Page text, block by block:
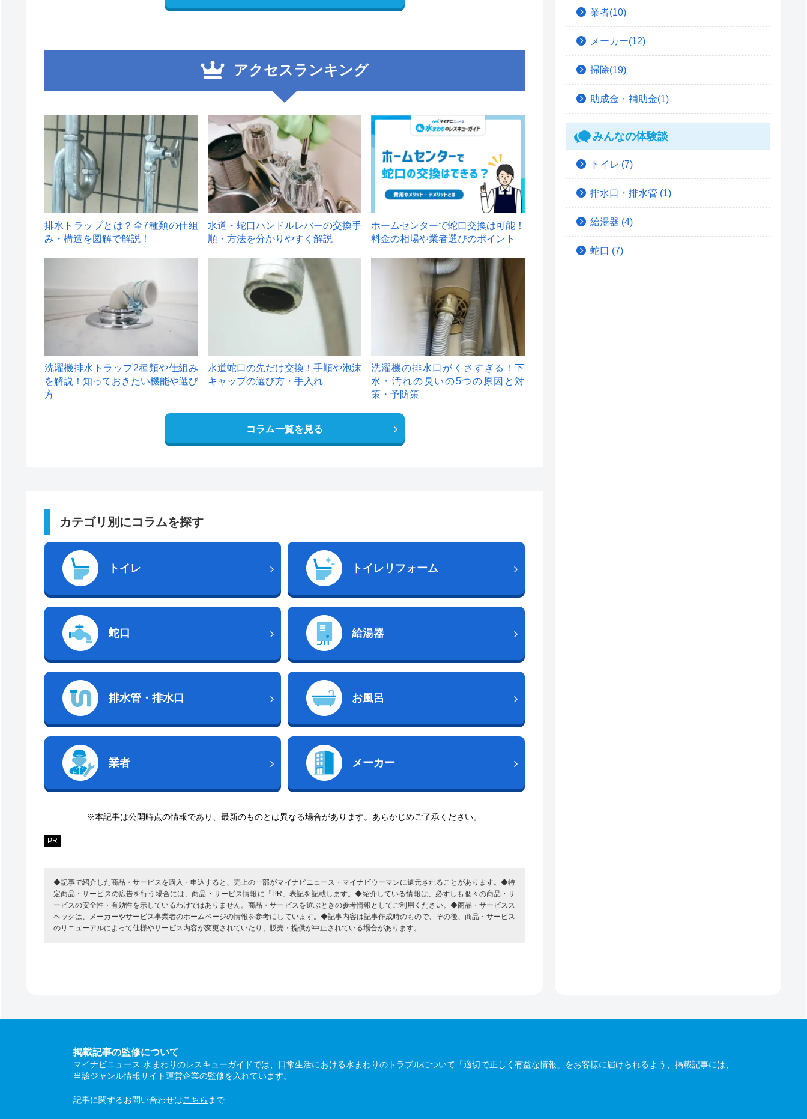
アクセスランキング
1
排水トラップとは？全7種類の仕組
み・構造を図解で解説！
2
水道・蛇口ハンドルレバーの交換手
順・方法を分かりやすく解説
ホームセンターで蛇口交換は可能！
料金の相場や業者選びのポイント
洗濯機排水トラップ2種類や仕組み
を解説！知っておきたい機能や選び
方
水道蛇口の先だけ交換！手順や泡沫
キャップの選び方・手入れ
洗濯機の排水口がくさすぎる！下
水・汚れの臭いの5つの原因と対
策・予防策
コラム一覧を見る
カテゴリ別にコラムを探す
トイレ トイレリフォーム
蛇口 給湯器
排水管・排水口 お風呂
業者 メーカー
※本記事は公開時点の情報であり、最新のものとは異なる場合があります。あらかじめご了承ください。
PR
◆記事で紹介した商品・サービスを購入・申込すると、売上の一部がマイナビニュース・マイナビウーマンに還元されることがあります。◆特
定商品・サービスの広告を行う場合には、商品・サービス情報に「PR」表記を記載します。◆紹介している情報は、必ずしも個々の商品・サ
ービスの安全性・有効性を示しているわけではありません。商品・サービスを選ぶときの参考情報としてご利用ください。◆商品・サービスス
ペックは、メーカーやサービス事業者のホームページの情報を参考にしています。◆記事内容は記事作成時のもので、その後、商品・サービス
のリニューアルによって仕様やサービス内容が変更されていたり、販売・提供が中止されている場合があります。
業者(10)
メーカー(12)
掃除(19)
助成金・補助金(1)
みんなの体験談
トイレ (7)
排水口・排水管 (1)
給湯器 (4)
蛇口 (7)
掲載記事の監修について
マイナビニュース 水まわりのレスキューガイドでは、日常生活における水まわりのトラブルについて「適切で正しく有益な情報」をお客様に届けられるよう、掲載記事には、
当該ジャンル情報サイト運営企業の監修を入れています。
記事に関するお問い合わせはこちら まで